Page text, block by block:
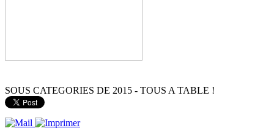
SOUS CATEGORIES DE 2015 - TOUS A TABLE !